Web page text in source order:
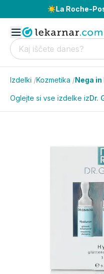
☀️La Roche-
Izdelki /Kozmetika /Nega
Oglejte si vse izdelke izDr.